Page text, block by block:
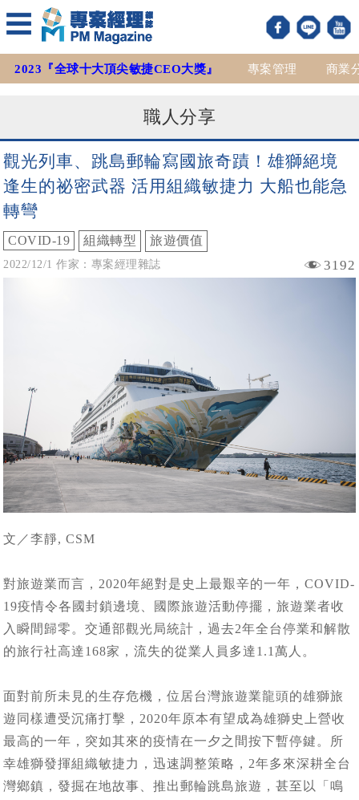
2023『全球十大頂尖敏捷CEO大獎』 專案管理 商業
職人分享
觀光列車、跳島郵輪寫國旅奇蹟！雄獅絕境
逢生的祕密武器 活用組織敏捷力 大船也能急
轉彎
COVID-19 組織轉型 旅遊價值
2022/12/1 作家：專案經理雜誌 3192
文／李靜, CSM
對旅遊業而言，2020年絕對是史上最艱辛的一年，COVID-
19疫情令各國封鎖邊境、國際旅遊活動停擺，旅遊業者收
入瞬間歸零。交通部觀光局統計，過去2年全台停業和解散
的旅行社高達168家，流失的從業人員多達1.1萬人。
面對前所未見的生存危機，位居台灣旅遊業龍頭的雄獅旅
遊同樣遭受沉痛打擊，2020年原本有望成為雄獅史上營收
最高的一年，突如其來的疫情在一夕之間按下暫停鍵。所
幸雄獅發揮組織敏捷力，迅速調整策略，2年多來深耕全台
灣鄉鎮，發掘在地故事、推出郵輪跳島旅遊，甚至以「鳴